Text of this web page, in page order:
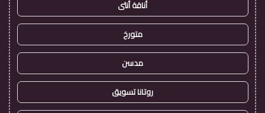
أناقة أنثى
متورخ
مدسن
روتانا تسويق